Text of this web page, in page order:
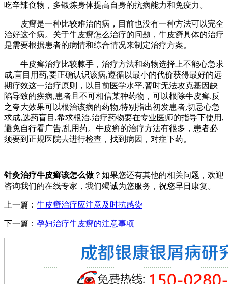
吃辛辣食物，多锻炼身体提高自身的抗病能力和免疫力。
皮癣是一种比较难治的病，目前也没有一种方法可以完全
治好这个病。关于牛皮癣怎么治疗的问题，牛皮癣具体的治疗
是需要根据患者的病情和综合情况来制定治疗方案。
牛皮癣治疗比较棘手，治疗方法和药物选择上不能心急求
成,盲目用药,要正确认识该病,遵循以最小的代价获得最好的远
期疗效这一治疗原则，以目前医学水平,暂时无法攻克基因缺
陷导致的疾病,患者且不可相信某种药物，可以根除牛皮癣.反
之夸大效果可以根治该病的药物,特别指出初发患者,切忌心急
求成,选药盲目,希求根治.治疗药物要在专业医师的指导下使用,
避免自行看广告,乱用药。牛皮癣的治疗方法有很多，患者必
须要到正规医院去进行检查，找到病因，对症下药。
针灸治疗牛皮癣该怎么做 ？如果您还有其他的相关问题，欢迎
咨询我们的在线专家，我们竭诚为您服务，祝您早日康复。
上一篇： 牛皮癣治疗应注意及时抗感染
下一篇： 孕妇治疗牛皮癣的注意事项